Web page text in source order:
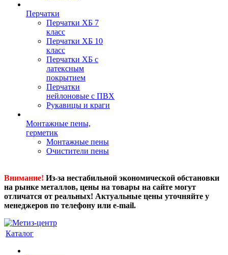
Перчатки
Перчатки ХБ 7
класс
Перчатки ХБ 10
класс
Перчатки ХБ с
латексным
покрытием
Перчатки
нейлоновые с ПВХ
Рукавицы и краги
Монтажные пены,
герметик
Монтажные пены
Очистители пены
Внимание! Из-за нестабильной экономической обстановки
на рынке металлов, цены на товары на сайте могут
отличатся от реальных! Актуальные цены уточняйте у
менеджеров по телефону или e-mail.
Каталог